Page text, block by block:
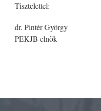
Tisztelettel:
dr. Pintér György
PEKJB elnök